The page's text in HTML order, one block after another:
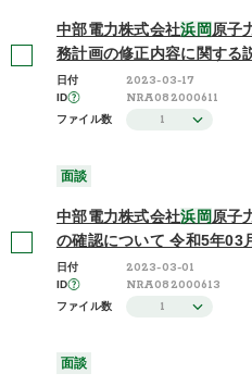
中部電力株式会社浜岡原子
務計画の修正内容に関する
日付 2023-03-17
ID NRA082000611
ファイル数 1
面談
中部電力株式会社浜岡原子
の確認について 令和5年03
日付 2023-03-01
ID NRA082000613
ファイル数 1
面談